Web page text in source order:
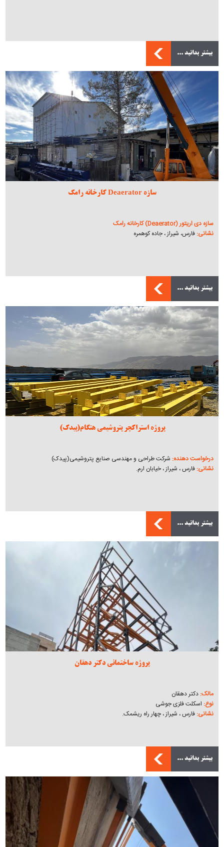
بیشتر بدانید ...
سازه Deaerator کارخانه رامک
سازه دی اریتور (Deaerator) کارخانه رامک
نشانی:فارس، شیراز ، جاده کوهمره
بیشتر بدانید ...
پروژه استراکچر پتروشیمی هنگام(پیدک)
درخواست دهنده: شرکت طراحی و مهندسی صنایع پتروشیمی(پیدک)
نشانی:فارس ، شیراز ، خیابان ارم.
بیشتر بدانید ...
پروژه ساختمانی دکتر دهقان
مالک: دکتر دهقان
نوع: اسکلت فلزی جوشی
نشانی: فارس ، شیراز ، چهار راه ریشمک.
بیشتر بدانید ...